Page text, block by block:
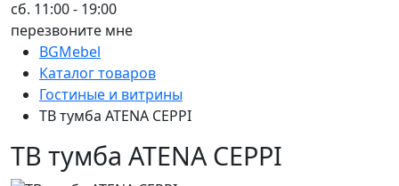
сб. 11:00 - 19:00
перезвоните мне
BGMebel
Каталог товаров
Гостиные и витрины
ТВ тумба ATENA CEPPI
ТВ тумба ATENA CEPPI